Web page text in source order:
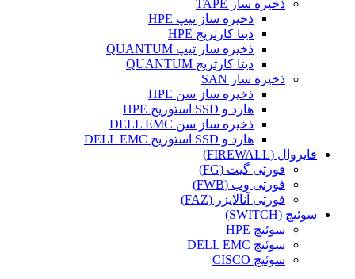
ذخیره ساز TAPE
ذخیره ساز تیپ HPE
دیتا کارتریج HPE
ذخیره ساز تیپ QUANTUM
دیتا کارتریج QUANTUM
ذخیره ساز SAN
ذخیره ساز سن HPE
هارد و SSD استوریج HPE
ذخیره ساز سن DELL EMC
هارد و SSD استوریج DELL EMC
فایروال (FIREWALL)
فورتی گیت (FG)
فورتی وب (FWB)
فورتی آنالایزر (FAZ)
سوئیچ (SWITCH)
سوئیچ HPE
سوئیچ DELL EMC
سوئیچ CISCO